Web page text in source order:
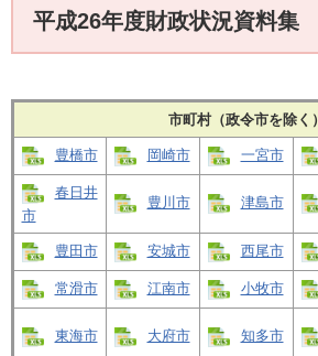
平成26年度財政状況資料集
市町村（政令市を除く）
豊橋市 岡崎市 一宮市
春日井
市
豊川市 津島市
豊田市 安城市 西尾市
常滑市 江南市 小牧市
東海市 大府市 知多市